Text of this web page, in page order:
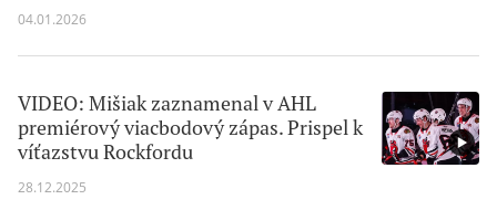
04.01.2026
VIDEO: Mišiak zaznamenal v AHL
premiérový viacbodový zápas. Prispel k
víťazstvu Rockfordu
28.12.2025